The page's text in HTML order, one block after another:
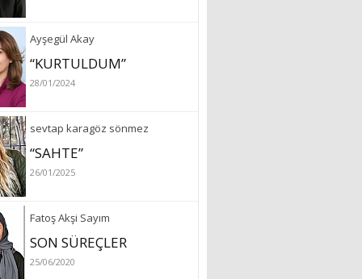
Fatoş Akşi Sayım
SON SÜREÇLER
25/06/2020
özlem arslan
Hydrafacial cilt bakımı
26/07/2022
Sibel Atam
“18 Mart Çanakkale
Zaferi” Denildiğinde Ne